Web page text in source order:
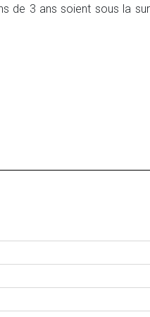
de 3 ans soient sous la